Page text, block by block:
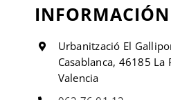
INFORMACIÓN
Urbanització El
Casablanca, 46185 La
Valencia